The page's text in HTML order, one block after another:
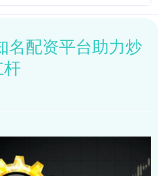
名配资平台助力炒